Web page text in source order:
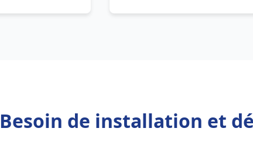
Besoin de installation et